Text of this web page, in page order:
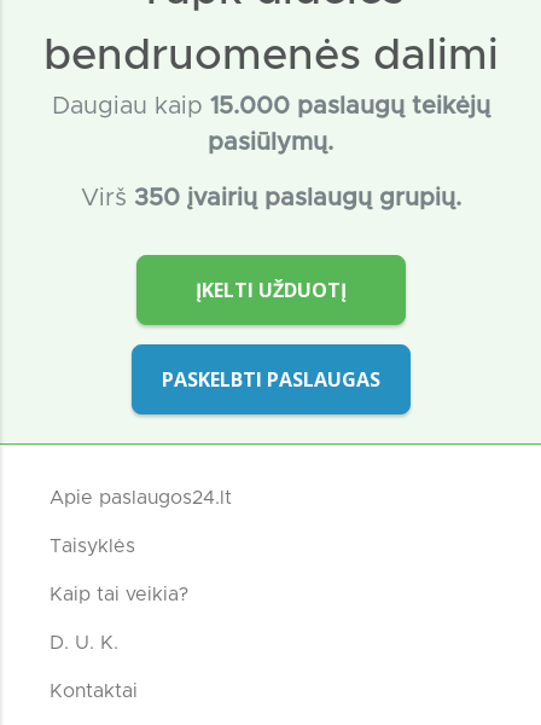
bendruomenės dalimi
Daugiau kaip 15.000 paslaugų teikėjų
pasiūlymų.
Virš 350 įvairių paslaugų grupių.
ĮKELTI UŽDUOTĮ
PASKELBTI PASLAUGAS
Apie paslaugos24.lt
Taisyklės
Kaip tai veikia?
D. U. K.
Kontaktai